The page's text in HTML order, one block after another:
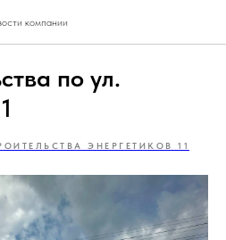
компании
по ул.
ЭНЕРГЕТИКОВ 11